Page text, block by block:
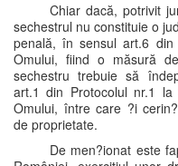
Chiar dacă, potrivit
sechestrul nu constituie o
penală, în sensul art.6 din
Omului, fiind o măsură
sechestru trebuie să
art.1 din Protocolul nr.1 la
Omului, între care ?i
de proprietate.
De men?ionat este